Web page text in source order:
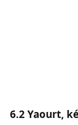
6.2 Yaourt,